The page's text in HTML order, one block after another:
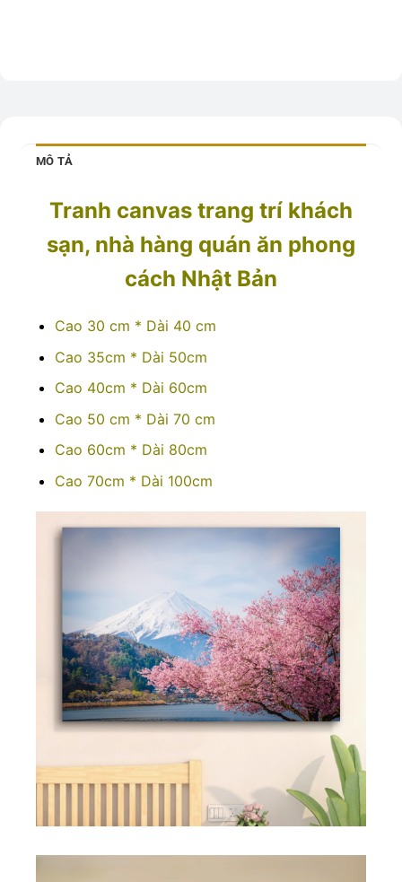
MÔ TẢ
Tranh canvas trang trí khách
sạn, nhà hàng quán ăn phong
cách Nhật Bản
Cao 30 cm * Dài 40 cm
Cao 35cm * Dài 50cm
Cao 40cm * Dài 60cm
Cao 50 cm * Dài 70 cm
Cao 60cm * Dài 80cm
Cao 70cm * Dài 100cm